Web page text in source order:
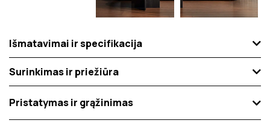
Išmatavimai ir specifikacija
Surinkimas ir priežiūra
Pristatymas ir grąžinimas